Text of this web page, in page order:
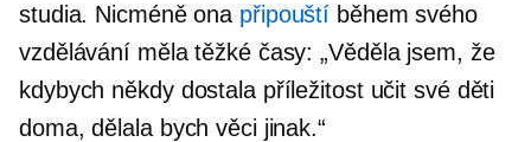
studia. Nicméně ona připouští během svého
vzdělávání měla těžké časy: „Věděla jsem, že
kdybych někdy dostala příležitost učit své děti
doma, dělala bych věci jinak.“